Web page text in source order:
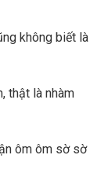
không biết là
thật là nhàm
ôm ôm sờ sờ